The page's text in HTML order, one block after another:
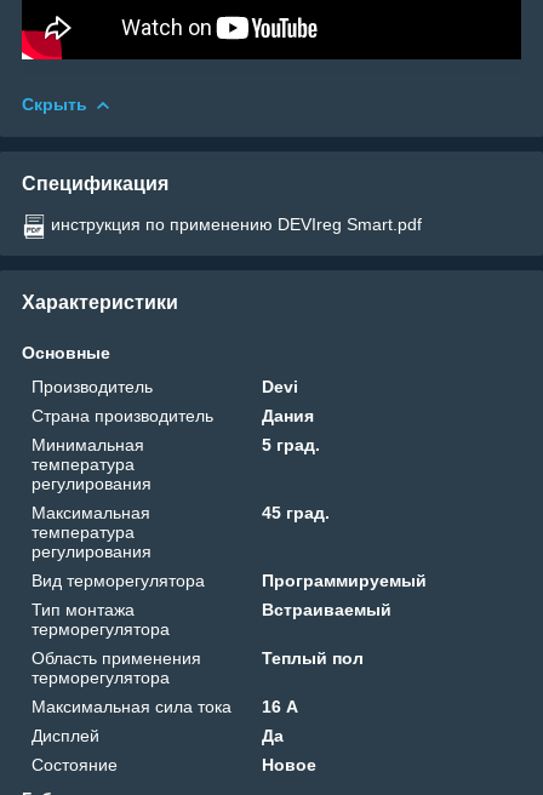
Скрыть
Спецификация
инструкция по применению DEVIreg Smart.pdf
Характеристики
Основные
Производитель
Devi
Страна производитель
Дания
Минимальная
температура
регулирования
5 град.
Максимальная
температура
регулирования
45 град.
Вид терморегулятора
Программируемый
Тип монтажа
терморегулятора
Встраиваемый
Область применения
терморегулятора
Теплый пол
Максимальная сила тока
16 А
Дисплей
Да
Состояние
Новое